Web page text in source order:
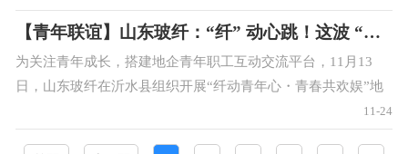
转中悄然划过，从懵懂的一线维修工
【青年联谊】山东玻纤：“纤” 动心跳！这波 “脱单助攻” 太走心~
为关注青年成长，搭建地企青年职工互动交流平台，11月13
日，山东玻纤在沂水县组织开展“纤动青年心・青春共欢娱”地
企单身职工户外联谊活动。来自山东玻纤及临沂市中心医院、
山东恒泰纺织有限公司、山东威普斯橡
11-24